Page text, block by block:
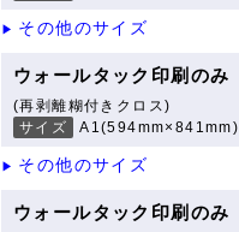
▶ その他のサイズ
ウォールタック印刷のみ
(再剥離糊付きクロス)
サイズ
A1(594mm×841mm)
▶ その他のサイズ
ウォールタック印刷のみ